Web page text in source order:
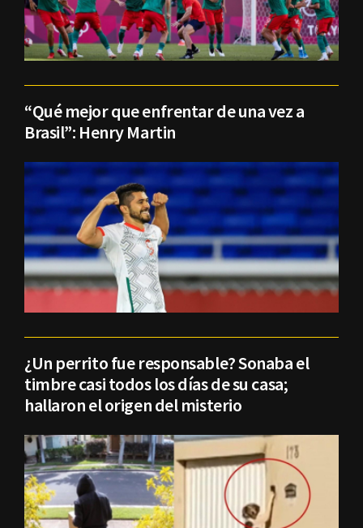
“Qué mejor que enfrentar de una vez a
Brasil”: Henry Martin
¿Un perrito fue responsable? Sonaba el
timbre casi todos los días de su casa;
hallaron el origen del misterio